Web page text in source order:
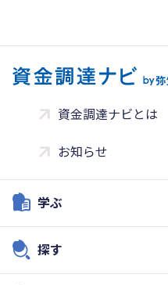
資金調達ナビとは
お知らせ
学ぶ
探す